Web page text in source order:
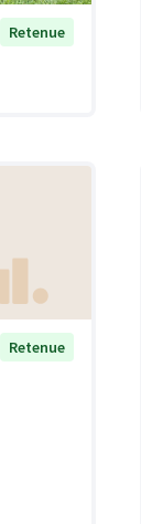
Retenue
Retenue